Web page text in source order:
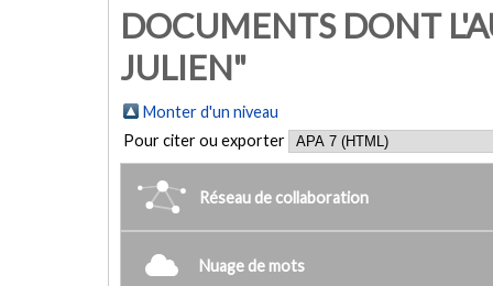
DOCUMENTS DONT
JULIEN"
Monter d'un niveau
Pour citer ou exporter
Réseau de collaboration
Nuage de mots